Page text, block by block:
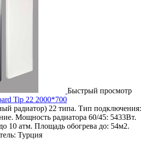
Быстрый просмотр
Tip 22 2000*700
радиатор) 22 типа. Тип подключения:
Мощность радиатора 60/45: 5433Вт.
10 атм. Площадь обогрева до: 54м2.
Турция